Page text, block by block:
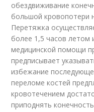
обездвиживание
большой кровопотери
Перетяжка
более 1,5 часов летом
медицинской помощи
предписывает
избежание
переломе костей
кровотечением
приподнять